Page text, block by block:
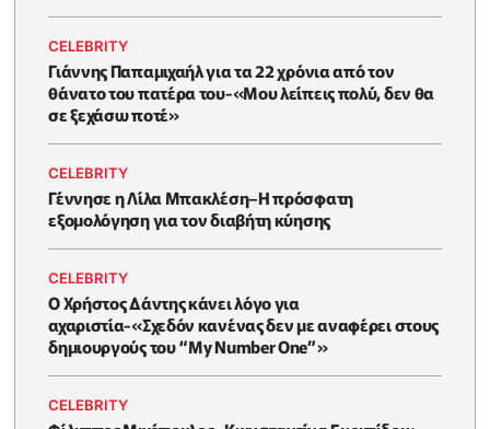
CELEBRITY
Γιάννης Παπαμιχαήλ για τα 22 χρόνια από τον
θάνατο του πατέρα του-«Μου λείπεις πολύ, δεν θα
σε ξεχάσω ποτέ»
CELEBRITY
Γέννησε η Λίλα Μπακλέση–Η πρόσφατη
εξομολόγηση για τον διαβήτη κύησης
CELEBRITY
Ο Χρήστος Δάντης κάνει λόγο για
αχαριστία-«Σχεδόν κανένας δεν με αναφέρει στους
δημιουργούς του “My Number One”»
CELEBRITY